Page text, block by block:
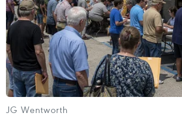
JG Wentworth